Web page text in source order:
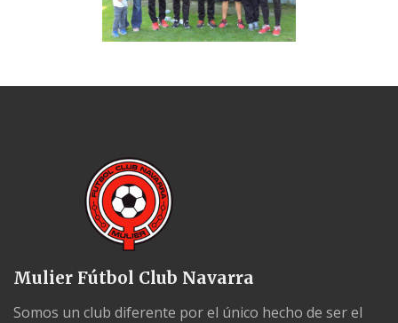
Mulier Fútbol Club Navarra
Somos un club diferente por el único hecho de ser el